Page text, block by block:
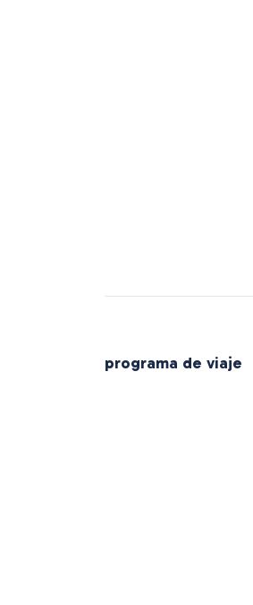
programa de viaje